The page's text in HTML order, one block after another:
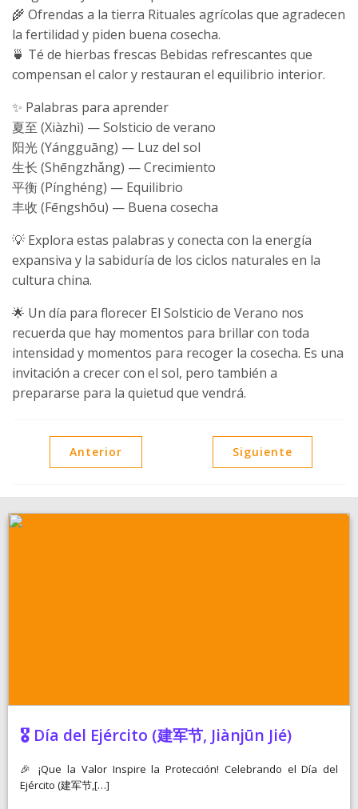
🌾 Ofrendas a la tierra Rituales agrícolas que agradecen
la fertilidad y piden buena cosecha.
🍵 Té de hierbas frescas Bebidas refrescantes que
compensan el calor y restauran el equilibrio interior.
✨ Palabras para aprender
夏至 (Xiàzhì) — Solsticio de verano
阳光 (Yángguāng) — Luz del sol
生长 (Shēngzhǎng) — Crecimiento
平衡 (Pínghéng) — Equilibrio
丰收 (Fēngshōu) — Buena cosecha
💡 Explora estas palabras y conecta con la energía
expansiva y la sabiduría de los ciclos naturales en la
cultura china.
🌟 Un día para florecer El Solsticio de Verano nos
recuerda que hay momentos para brillar con toda
intensidad y momentos para recoger la cosecha. Es una
invitación a crecer con el sol, pero también a
prepararse para la quietud que vendrá.
Anterior Siguiente
🎖️ Día del Ejército (建军节, Jiànjūn Jié)
🎉 ¡Que la Valor Inspire la Protección! Celebrando el Día del
Ejército (建军节,[…]